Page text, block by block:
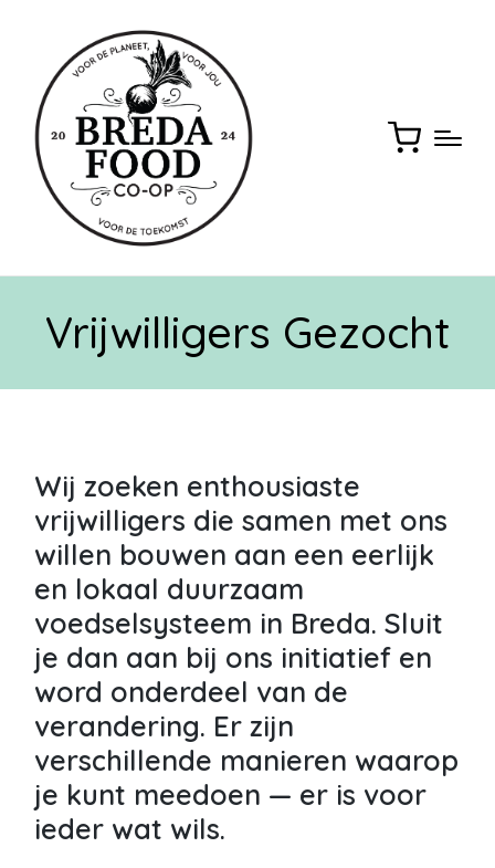
Vrijwilligers Gezocht
Wij zoeken enthousiaste
vrijwilligers die samen met ons
willen bouwen aan een eerlijk
en lokaal duurzaam
voedselsysteem in Breda. Sluit
je dan aan bij ons initiatief en
word onderdeel van de
verandering. Er zijn
verschillende manieren waarop
je kunt meedoen — er is voor
ieder wat wils.